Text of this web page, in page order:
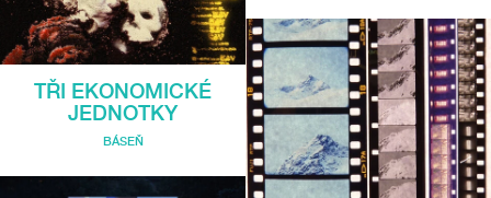
TŘI EKONOMICKÉ
JEDNOTKY
BÁSEŇ